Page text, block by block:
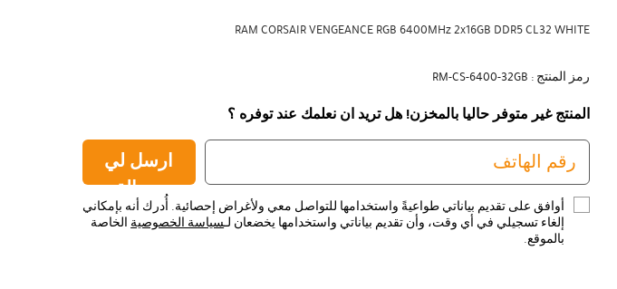
RAM CORSAIR VENGEANCE RGB 6400MHz 2x16GB DDR5 CL32 WHITE
رمز المنتج : RM-CS-6400-32GB
المنتج غير متوفر حاليا بالمخزن! هل تريد ان نعلمك عند توفره ؟
ارسل لي
رسالة
أوافق على تقديم بياناتي طواعيةً واستخدامها للتواصل معي ولأغراض إحصائية. أُدرك أنه بإمكاني
إلغاء تسجيلي في أي وقت، وأن تقديم بياناتي واستخدامها يخضعان لـسياسة الخصوصيةالخاصة
بالموقع.